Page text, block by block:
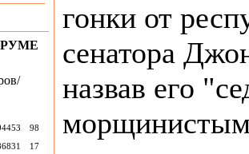
98
17
гонки от
сенатора
назвав его